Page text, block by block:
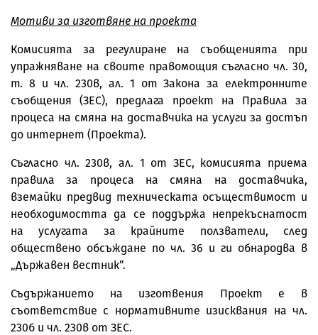
Мотиви за изготвяне на проекта
Комисията за регулиране на съобщенията при
упражняване на своите правомощия съгласно чл. 30,
т. 8 и чл. 230в, ал. 1 от Закона за електронните
съобщения (ЗЕС), предлага проект на Правила за
процеса на смяна на доставчика на услуги за достъп
до интернет (Проекта).
Съгласно чл. 230в, ал. 1 от ЗЕС, комисията приема
правила за процеса на смяна на доставчика,
вземайки предвид техническата осъществимост и
необходимостта да се поддържа непрекъснатост
на услугата за крайните ползватели, след
обществено обсъждане по чл. 36 и ги обнародва в
„Държавен вестник”.
Съдържанието на изготвения Проект е в
съответствие с нормативните изисквания на чл.
230б и чл. 230в от ЗЕС.